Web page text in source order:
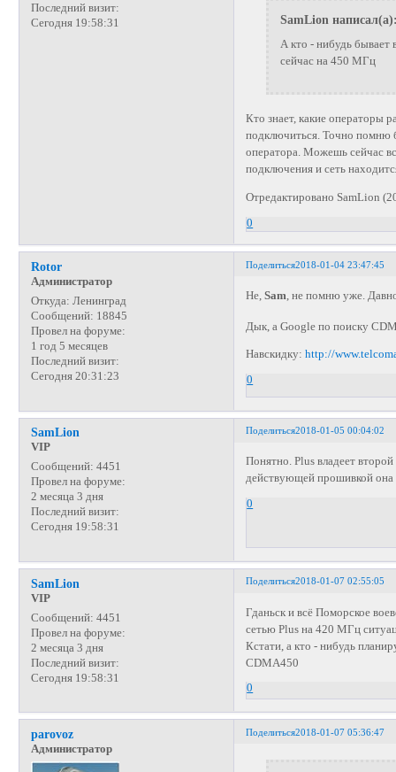
Последний визит:
Сегодня 19:58:31
SamLion
А кто - нибудь бывает
сейчас на 450 МГц
Кто знает, какие операторы
подключиться. Точно помню
оператора. Можешь сейчас
подключения и сеть
Отредактировано SamLion
0
Поделиться2018-01-04 23:47:45
Rotor
Администратор
Откуда: Ленинград
Сообщений: 18845
Провел на форуме:
1 год 5 месяцев
Последний визит:
Сегодня 20:31:23
Не,Sam, не помню уже.
Дык, а Google по поиску
Навскидку:http://
0
Поделиться2018-01-05 00:04:02
SamLion
VIP
Сообщений: 4451
Провел на форуме:
2 месяца 3 дня
Последний визит:
Сегодня 19:58:31
Понятно. Plus владеет
действующей прошивкой она
0
Поделиться2018-01-07 02:55:05
SamLion
VIP
Сообщений: 4451
Провел на форуме:
2 месяца 3 дня
Последний визит:
Сегодня 19:58:31
Гданьск и всё Поморское
сетью Plus на 420 МГц
Кстати, а кто - нибудь
CDMA450
0
Поделиться2018-01-07 05:36:47
parovoz
Администратор